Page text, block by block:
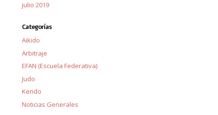
julio 2019
Categorías
Aikido
Arbitraje
EFAN (Escuela Federativa)
Judo
Kendo
Noticias Generales